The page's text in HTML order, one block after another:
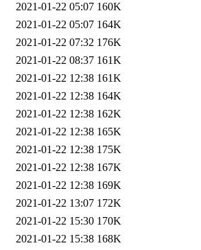
2021-01-22 05:07 160K
2021-01-22 05:07 164K
2021-01-22 07:32 176K
2021-01-22 08:37 161K
2021-01-22 12:38 161K
2021-01-22 12:38 164K
2021-01-22 12:38 162K
2021-01-22 12:38 165K
2021-01-22 12:38 175K
2021-01-22 12:38 167K
2021-01-22 12:38 169K
2021-01-22 13:07 172K
2021-01-22 15:30 170K
2021-01-22 15:38 168K